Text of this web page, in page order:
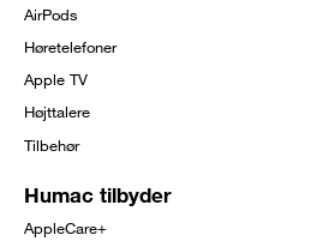
AirPods
Høretelefoner
Apple TV
Højttalere
Tilbehør
Humac tilbyder
AppleCare+